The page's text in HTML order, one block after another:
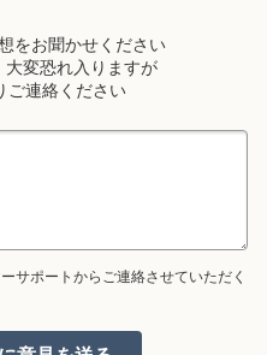
をお聞かせください
変恐れ入りますが
ご連絡ください
サポートからご連絡させていただく